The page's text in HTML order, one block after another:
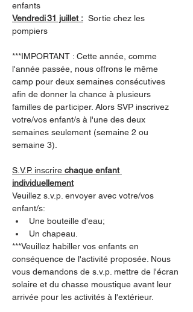
enfants
Vendredi 31 juillet : Sortie chez les
pompiers
***IMPORTANT : Cette année, comme
l'année passée, nous offrons le même
camp pour deux semaines consécutives
afin de donner la chance à plusieurs
familles de participer. Alors SVP inscrivez
votre/vos enfant/s à l'une des deux
semaines seulement (semaine 2 ou
semaine 3).
S.V.P. inscrire chaque enfant
individuellement
Veuillez s.v.p. envoyer avec votre/vos
enfant/s:
Une bouteille d'eau;
Un chapeau.
***Veuillez habiller vos enfants en
conséquence de l'activité proposée. Nous
vous demandons de s.v.p. mettre de l'écran
solaire et du chasse moustique avant leur
arrivée pour les activités à l'extérieur.